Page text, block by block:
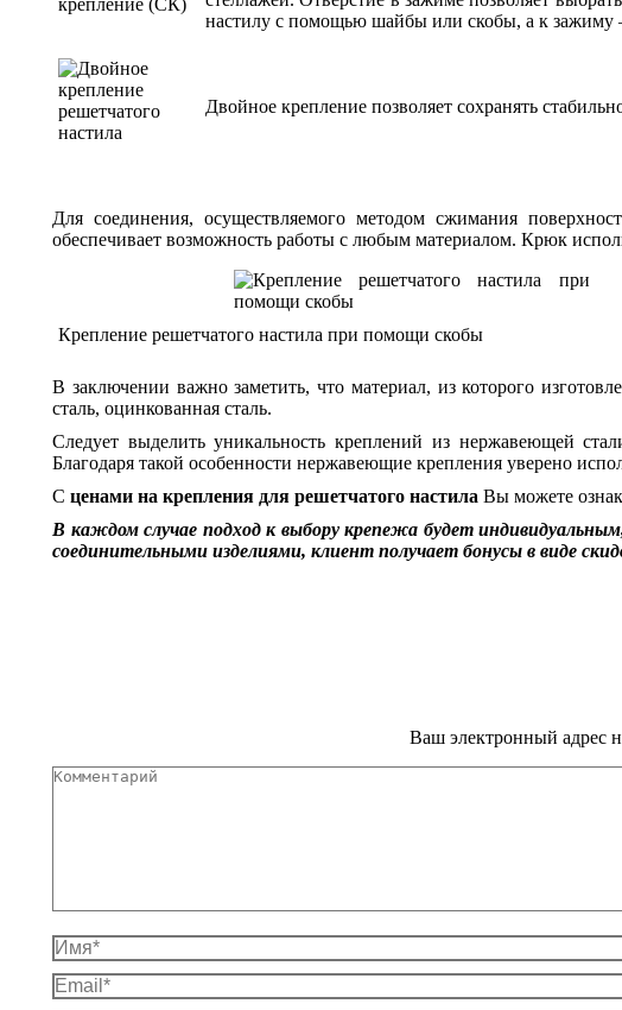
настилу с помощью шайбы или скобы, а к зажиму
Двойное крепление позволяет сохранять
Для соединения, осуществляемого методом сжимания
обеспечивает возможность работы с любым материалом. Крюк
Крепление решетчатого настила при помощи скобы
В заключении важно заметить, что материал, из которого
сталь, оцинкованная сталь.
Следует выделить уникальность креплений из нержавеющей
Благодаря такой особенности нержавеющие крепления уверено
С ценами на крепления для решетчатого настила Вы можете
В каждом случае подход к выбору крепежа будет
соединительными изделиями, клиент получает бонусы в виде
Ваш электронный адрес
Комментарий
Имя *
Email *